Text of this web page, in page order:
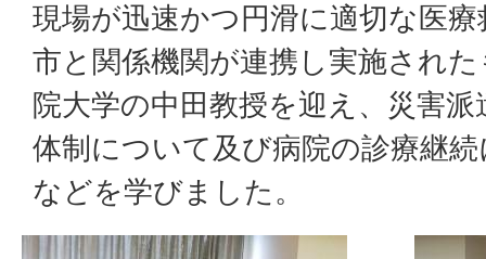
現場が迅速かつ円滑に適切な医
市と関係機関が連携し実施され
院大学の中田教授を迎え、災害
体制について及び病院の診療継
などを学びました。